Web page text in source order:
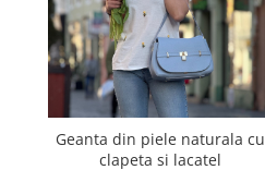
Geanta din piele naturala cu
clapeta si lacatel